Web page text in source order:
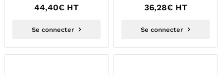
44,40€ HT
Se connecter
36,28€ HT
Se connecter